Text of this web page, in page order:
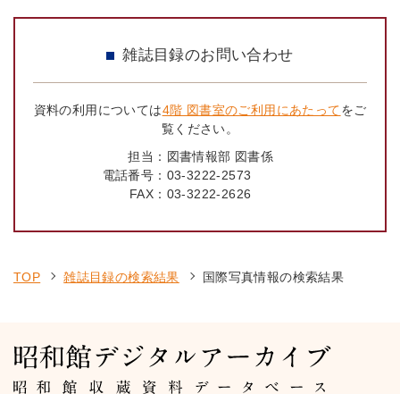
雑誌目録のお問い合わせ
資料の利用については4階 図書室のご利用にあたってをご
覧ください。
担当： 図書情報部 図書係
電話番号： 03-3222-2573
FAX： 03-3222-2626
TOP 雑誌目録の検索結果 国際写真情報の検索結果